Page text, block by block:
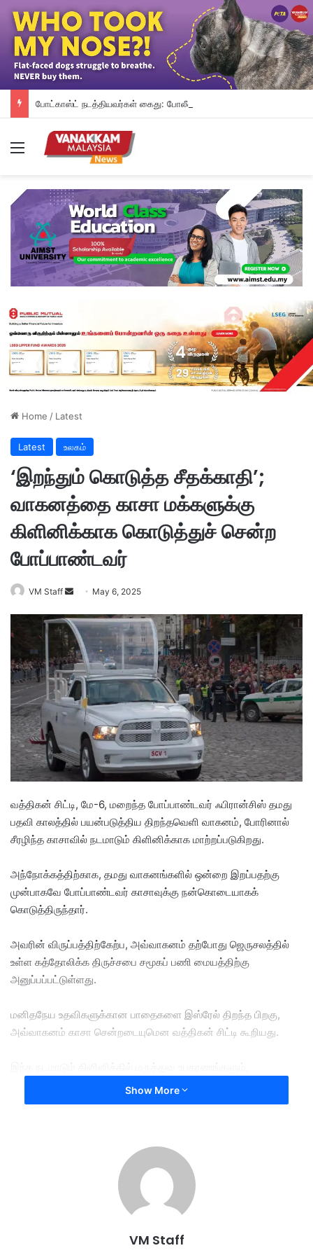
Menu
Home / Latest
Latest உலகம்
‘இறந்தும் கொடுத்த சீதக்காதி’;
வாகனத்தை காசா மக்களுக்கு
கிளினிக்காக கொடுத்துச் சென்ற
போப்பாண்டவர்
VM Staff
n
d
a
n
m
l
May 6, 2025
வத்திகன் சிட்டி, மே-6, மறைந்த போப்பாண்டவர் ஃபிரான்சிஸ் தமது
பதவி காலத்தில் பயன்படுத்திய திறந்தவெளி வாகனம், போரினால்
சீரழிந்த காசாவில் நடமாடும் கிளினிக்காக மாற்றப்படுகிறது.
அந்நோக்கத்திற்காக, தமது வாகனங்களில் ஒன்றை இறப்பதற்கு
முன்பாகவே போப்பாண்டவர் காசாவுக்கு நன்கொடையாகக்
கொடுத்திருந்தார்.
அவரின் விருப்பத்திற்கேற்ப, அவ்வாகனம் தற்போது ஜெருசலத்தில்
உள்ள கத்தோலிக்க திருச்சபை சமூகப் பணி மையத்திற்கு
அனுப்பப்பட்டுள்ளது.
மனிதநேய உதவிகளுக்கான பாதைகளை இஸ்ரேல் திறந்த பிறகு,
அவ்வாகனம் காசா சென்றடையுமென வத்திகன் சிட்டி கூறியது.
மருந்துகளை வைக்க குளிர்ப்பதனப் பெட்டியும் வைக்கப்படும்.
தம்மைக் காணவும் வரவேற்கவும் சாலையோரங்களில் திரளும்
பல்லாயிரக்கணக்கான மக்களைப் பார்த்து கையசைக்க ஏதுவாக,
போப்பாண்டவருக்காக அந்த திறந்தவெளி வாகனம்
அவர் கடைசியாக 2014-ஆம் ஆண்டு பயன்படுத்திய அந்த
Show More
VM Staff